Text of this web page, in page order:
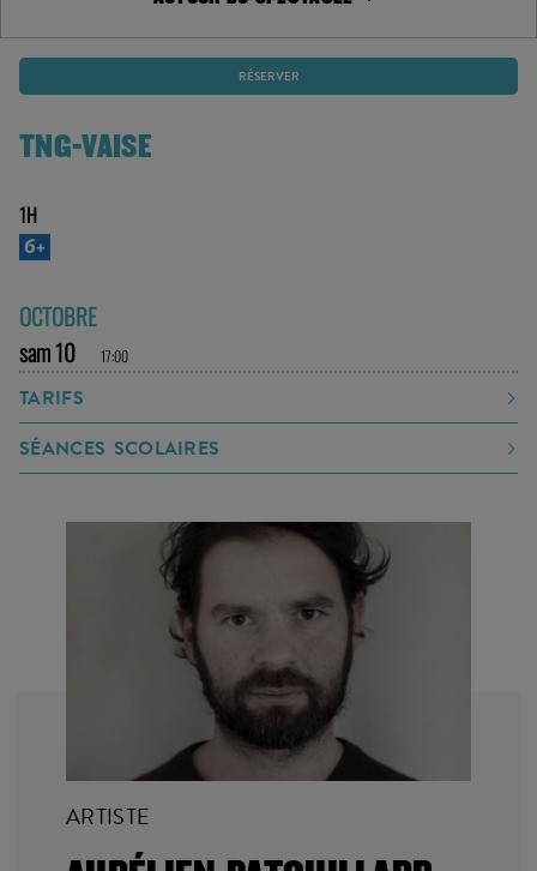
PRODUCTION ET CRÉDITS
TNG-VAISE
1H
OCTOBRE
sam 10
17:00
SÉANCES SCOLAIRES